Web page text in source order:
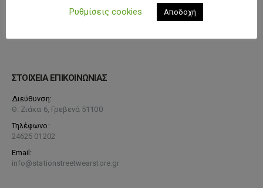
ΣΤΟΙΧΕΙΑ ΕΠΙΚΟΙΝΩΝΙΑΣ
Διεύθυνση:
Θ. Ζιάκα 6, Γρεβενά 51100
Τηλέφωνο:
24625 01202
Email:
info@stationstreetwearstore.gr
Ρυθμίσεις cookies
Αποδοχή